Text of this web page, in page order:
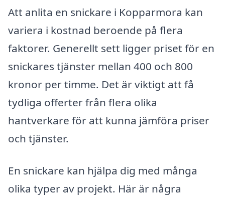
Att anlita en snickare i Kopparmora kan
variera i kostnad beroende på flera
faktorer. Generellt sett ligger priset för en
snickares tjänster mellan 400 och 800
kronor per timme. Det är viktigt att få
tydliga offerter från flera olika
hantverkare för att kunna jämföra priser
och tjänster.
En snickare kan hjälpa dig med många
olika typer av projekt. Här är några